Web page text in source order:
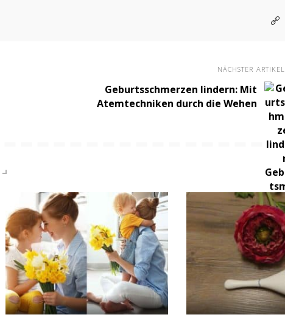
NÄCHSTER ARTIKEL
Geburtsschmerzen lindern: Mit
Atemtechniken durch die Wehen